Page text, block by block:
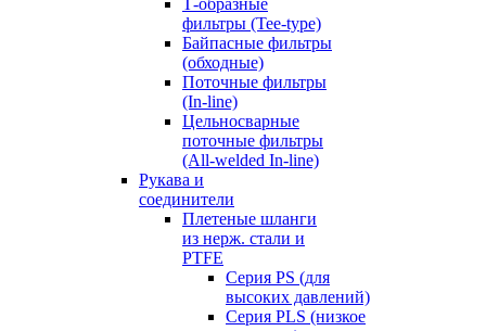
Т-образные
фильтры (Tee-type)
Байпасные фильтры
(обходные)
Поточные фильтры
(In-line)
Цельносварные
поточные фильтры
(All-welded In-line)
Рукава и
соединители
Плетеные шланги
из нерж. стали и
PTFE
Серия PS (для
высоких давлений)
Серия PLS (низкое